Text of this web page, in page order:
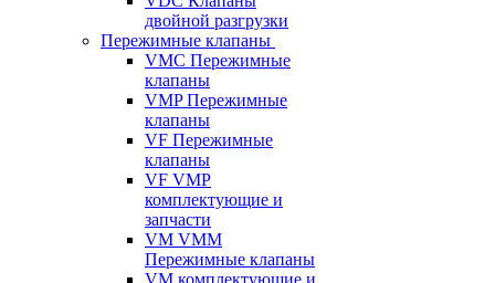
двойной разгрузки
Пережимные клапаны
VMC Пережимные
клапаны
VMP Пережимные
клапаны
VF Пережимные
клапаны
VF VMP
комплектующие и
запчасти
VM VMM
Пережимные клапаны
VM комплектующие и